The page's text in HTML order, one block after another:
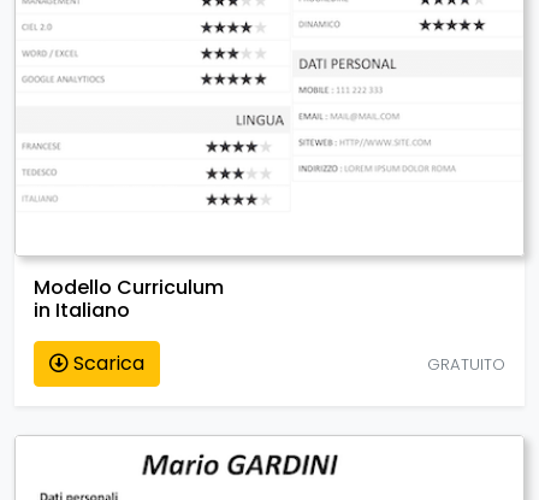
Modello Curriculum
in Italiano
Scarica
GRATUITO